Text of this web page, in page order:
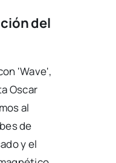
del
'Wave',
Oscar
al
de
y el